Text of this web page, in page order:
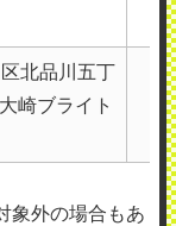
北品川五丁
崎ブライト
象外の場合もあ